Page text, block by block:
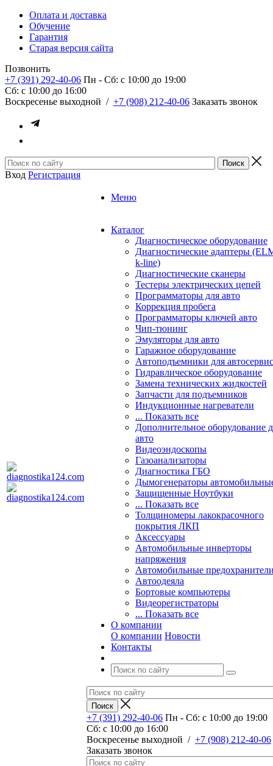
Оплата и доставка
Обучение
Гарантия
Старая версия сайта
Позвонить
+7 (391) 292-40-06 Пн - Сб: c 10:00 до 19:00
Сб: c 10:00 до 16:00
​Воскресенье выходной / +7 (908) 212-40-06 Заказать звонок
Вход Регистрация
Меню
Каталог
Диагностическое оборудование
Диагностические адаптеры
k-line)
Диагностические сканеры
Тестеры электрических цепей
Программаторы для авто
Коррекция пробега
Программаторы ключей авто
Чип-тюнинг
Эмуляторы для авто
Гаражное оборудование
Автоподъемники для
Гидравлическое оборудование
Замена технических жидкостей
Запчасти для подъемников
Индукционные нагреватели
... Показать все
Дополнительное оборудование
авто
Видеоэндоскопы
Газоанализаторы
Диагностика ГБО
Дымогенераторы
Защищенные Ноутбуки
... Показать все
Толщиномеры лакокрасочного
покрытия ЛКП
Аксессуары
Автомобильные инверторы
напряжения
Автомобильные
Автоодеяла
Бортовые компьютеры
Видеорегистраторы
... Показать все
О компании
О компании Новости
Контакты
+7 (391) 292-40-06 Пн - Сб: c 10:00 до 19:00
Сб: c 10:00 до 16:00
​Воскресенье выходной / +7 (908) 212-40-06
Заказать звонок